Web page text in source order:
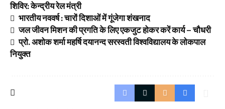
शिविर: केन्द्रीय रेल मंत्री
भारतीय नववर्ष : चारों दिशाओं में गूंजेगा शंखनाद
जल जीवन मिशन की प्रगति के लिए एकजुट होकर करें कार्य – चौधरी
प्रो. अशोक शर्मा महर्षि दयानन्द सरस्वती विश्वविद्यालय के लोकपाल
नियुक्त